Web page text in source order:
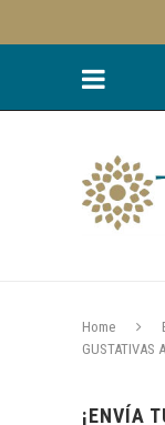
Home
GUSTATIVAS
¡ENVÍA